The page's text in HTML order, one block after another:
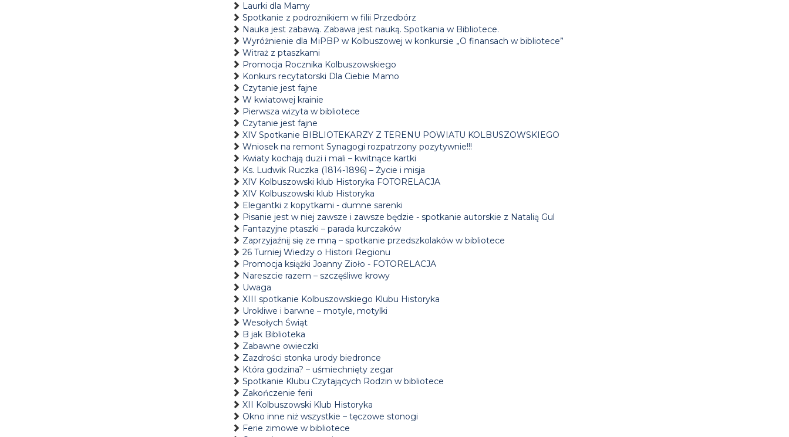
Laurki dla Mamy
Spotkanie z podrożnikiem w filii Przedbórz
Nauka jest zabawą. Zabawa jest nauką. Spotkania w Bibliotece.
Wyróżnienie dla MiPBP w Kolbuszowej w konkursie „O finansach w bibliotece”
Witraż z ptaszkami
Promocja Rocznika Kolbuszowskiego
Konkurs recytatorski Dla Ciebie Mamo
Czytanie jest fajne
W kwiatowej krainie
Pierwsza wizyta w bibliotece
Czytanie jest fajne
XIV Spotkanie BIBLIOTEKARZY Z TERENU POWIATU KOLBUSZOWSKIEGO
Wniosek na remont Synagogi rozpatrzony pozytywnie!!!
Kwiaty kochają duzi i mali – kwitnące kartki
Ks. Ludwik Ruczka (1814-1896) – Życie i misja
XIV Kolbuszowski klub Historyka FOTORELACJA
XIV Kolbuszowski klub Historyka
Elegantki z kopytkami - dumne sarenki
Pisanie jest w niej zawsze i zawsze będzie - spotkanie autorskie z Natalią Gul
Fantazyjne ptaszki – parada kurczaków
Zaprzyjaźnij się ze mną – spotkanie przedszkolaków w bibliotece
26 Turniej Wiedzy o Historii Regionu
Promocja książki Joanny Zioło - FOTORELACJA
Nareszcie razem – szczęśliwe krowy
Uwaga
XIII spotkanie Kolbuszowskiego Klubu Historyka
Urokliwe i barwne – motyle, motylki
Wesołych Świąt
B jak Biblioteka
Zabawne owieczki
Zazdrości stonka urody biedronce
Która godzina? – uśmiechnięty zegar
Spotkanie Klubu Czytających Rodzin w bibliotece
Zakończenie ferii
XII Kolbuszowski Klub Historyka
Okno inne niż wszystkie – tęczowe stonogi
Ferie zimowe w bibliotece